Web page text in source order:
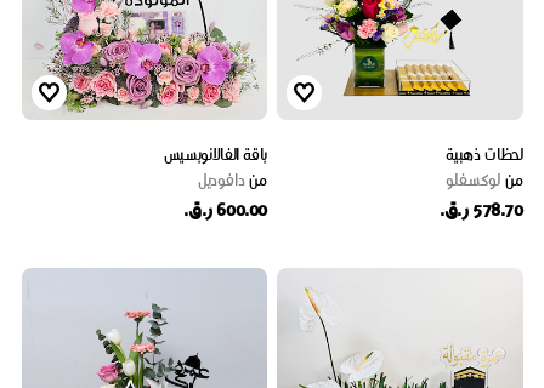
لحظات ذهبية
من لوكسفلو
578.70 ر.ق.
باقة الفالانوبسيس
مندافوديل
600.00 ر.ق.